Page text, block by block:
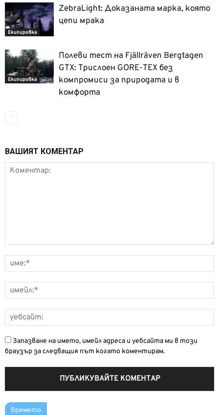
Екипировка
ZebraLight: Доказаната марка, която
цепи мрака
Екипировка
Полеви тест на Fjällräven Bergtagen
GTX: Трислоен GORE-TEX без
компромиси за природата и в
комфорта
ВАШИЯТ КОМЕНТАР
Запазване на името, имейл адреса и уебсайта ми в този
браузър за следващия път когато коментирам.
Времето